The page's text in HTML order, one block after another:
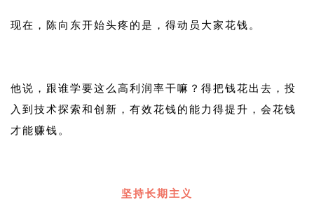
现在，陈向东开始头疼的是，得动员大家花钱。
他说，跟谁学要这么高利润率干嘛？得把钱花出去，投
入到技术探索和创新，有效花钱的能力得提升，会花钱
才能赚钱。
坚持长期主义